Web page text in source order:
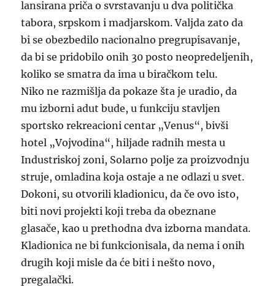
lansirana priča o svrstavanju u dva politička
tabora, srpskom i madjarskom. Valjda zato da
bi se obezbedilo nacionalno pregrupisavanje,
da bi se pridobilo onih 30 posto neopredeljenih,
koliko se smatra da ima u biračkom telu.
Niko ne razmišlja da pokaze šta je uradio, da
mu izborni adut bude, u funkciju stavljen
sportsko rekreacioni centar „Venus“, bivši
hotel „Vojvodina“, hiljade radnih mesta u
Industriskoj zoni, Solarno polje za proizvodnju
struje, omladina koja ostaje a ne odlazi u svet.
Dokoni, su otvorili kladionicu, da če ovo isto,
biti novi projekti koji treba da obeznane
glasače, kao u prethodna dva izborna mandata.
Kladionica ne bi funkcionisala, da nema i onih
drugih koji misle da će biti i nešto novo,
pregalački.